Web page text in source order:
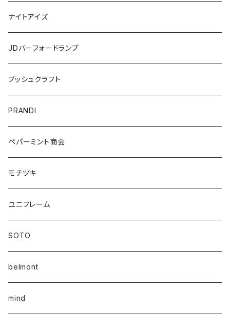
ナイトアイズ
JDバーフォードランプ
ブッシュクラフト
PRANDI
ペパーミント商会
モチヅキ
ユニフレーム
SOTO
belmont
mind